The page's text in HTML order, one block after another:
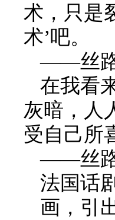
术，只是
术’吧。
——丝
在我看
灰暗，人
受自己所
——丝
法国话
画，引